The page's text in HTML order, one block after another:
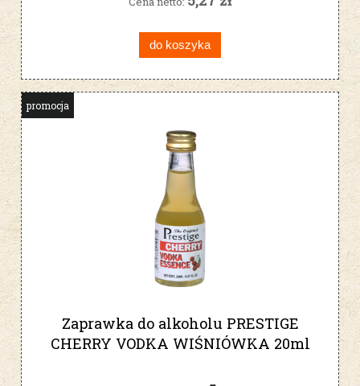
do koszyka
Zaprawka do alkoholu PRESTIGE
CHERRY VODKA WIŚNIÓWKA 20ml
promocja